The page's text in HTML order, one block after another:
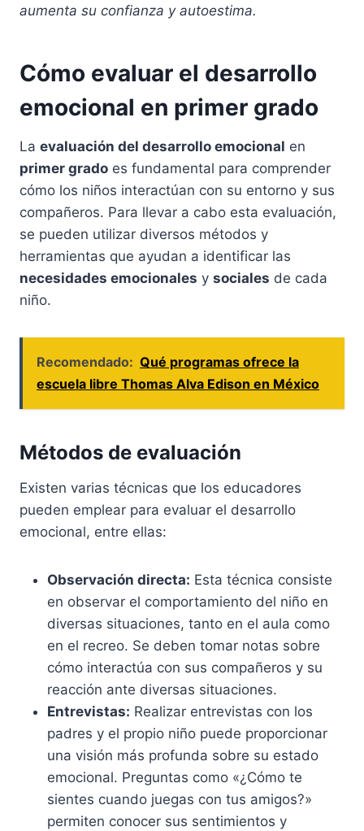
aumenta su confianza y autoestima.
Cómo evaluar el desarrollo
emocional en primer grado
La evaluación del desarrollo emocional en
primer grado es fundamental para comprender
cómo los niños interactúan con su entorno y sus
compañeros. Para llevar a cabo esta evaluación,
se pueden utilizar diversos métodos y
herramientas que ayudan a identificar las
necesidades emocionales y sociales de cada
niño.
Recomendado: Qué programas ofrece la
escuela libre Thomas Alva Edison en México
Métodos de evaluación
Existen varias técnicas que los educadores
pueden emplear para evaluar el desarrollo
emocional, entre ellas:
Observación directa: Esta técnica consiste
en observar el comportamiento del niño en
diversas situaciones, tanto en el aula como
en el recreo. Se deben tomar notas sobre
cómo interactúa con sus compañeros y su
reacción ante diversas situaciones.
Entrevistas: Realizar entrevistas con los
padres y el propio niño puede proporcionar
una visión más profunda sobre su estado
emocional. Preguntas como «¿Cómo te
sientes cuando juegas con tus amigos?»
permiten conocer sus sentimientos y